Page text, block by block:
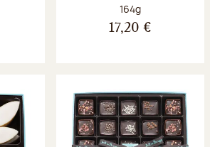
Poids net :
164g
17,20 €